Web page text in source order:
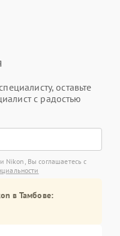
оставьте
с радостью
Nikon, Вы соглашаетесь с
в Тамбове: